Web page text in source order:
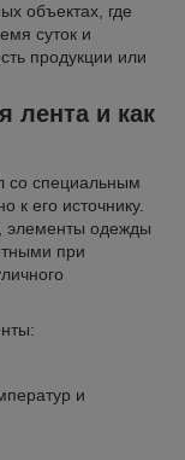
объектах, где
суток и
продукции или
лента и как
со специальным
к его источнику.
элементы одежды
при
и